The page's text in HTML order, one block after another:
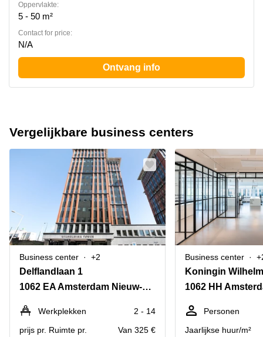
Oppervlakte:
5 - 50 m²
Contact for price:
N/A
Ontvang info
Vergelijkbare business centers
Business center +2
Delflandlaan 1
1062 EA Amsterdam Nieuw-West
Werkplekken
2 - 14
prijs pr. Ruimte pr.
Van 325 €
Business center
Koningin
1062 HH
Personen
Jaarlijkse huur/m²